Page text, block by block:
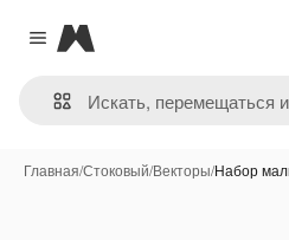
Close menu
Magnific
Главная/Стоковый/Векторы/Набор